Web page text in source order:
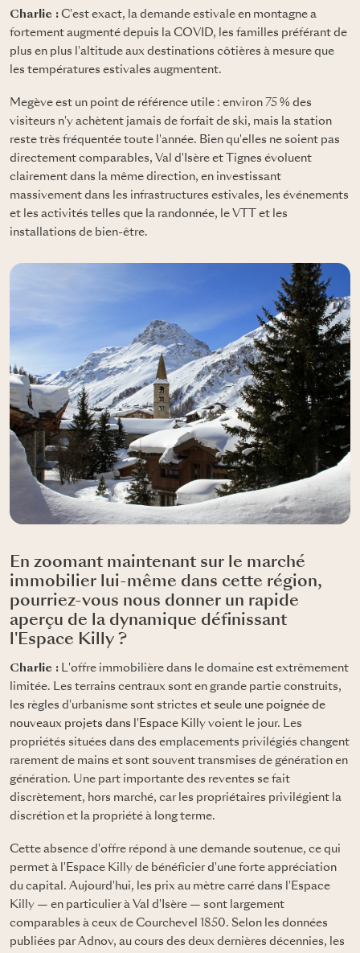
Charlie : C'est exact, la demande estivale en montagne a
fortement augmenté depuis la COVID, les familles préférant de
plus en plus l'altitude aux destinations côtières à mesure que
les températures estivales augmentent.
Megève est un point de référence utile : environ 75 % des
visiteurs n'y achètent jamais de forfait de ski, mais la station
reste très fréquentée toute l'année. Bien qu'elles ne soient pas
directement comparables, Val d'Isère et Tignes évoluent
clairement dans la même direction, en investissant
massivement dans les infrastructures estivales, les événements
et les activités telles que la randonnée, le VTT et les
installations de bien-être.
En zoomant maintenant sur le marché
immobilier lui-même dans cette région,
pourriez-vous nous donner un rapide
aperçu de la dynamique définissant
l'Espace Killy ?
Charlie : L'offre immobilière dans le domaine est extrêmement
limitée. Les terrains centraux sont en grande partie construits,
les règles d'urbanisme sont strictes et seule une poignée de
nouveaux projets dans l'Espace Killy voient le jour. Les
propriétés situées dans des emplacements privilégiés changent
rarement de mains et sont souvent transmises de génération en
génération. Une part importante des reventes se fait
discrètement, hors marché, car les propriétaires privilégient la
discrétion et la propriété à long terme.
Cette absence d'offre répond à une demande soutenue, ce qui
permet à l'Espace Killy de bénéficier d'une forte appréciation
du capital. Aujourd'hui, les prix au mètre carré dans l'Espace
Killy — en particulier à Val d'Isère — sont largement
comparables à ceux de Courchevel 1850. Selon les données
publiées par Adnov, au cours des deux dernières décennies, les